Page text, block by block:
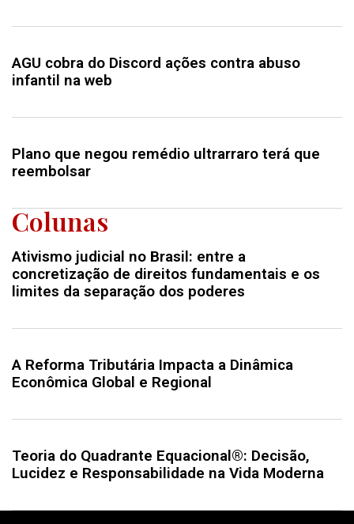
AGU cobra do Discord ações contra abuso
infantil na web
Plano que negou remédio ultrarraro terá que
reembolsar
Colunas
Ativismo judicial no Brasil: entre a
concretização de direitos fundamentais e os
limites da separação dos poderes
A Reforma Tributária Impacta a Dinâmica
Econômica Global e Regional
Teoria do Quadrante Equacional®: Decisão,
Lucidez e Responsabilidade na Vida Moderna